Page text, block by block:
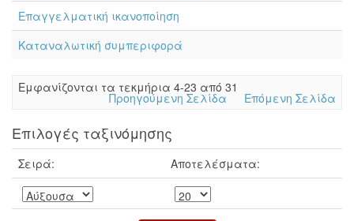
Επαγγελματική ικανοποίηση
Καταναλωτική συμπεριφορά
Eμφανίζονται τα τεκμήρια 4-23 από 31
Προηγούμενη Σελίδα Επόμενη Σελίδα
Επιλογές ταξινόμησης
Σειρά: Αποτελέσματα: